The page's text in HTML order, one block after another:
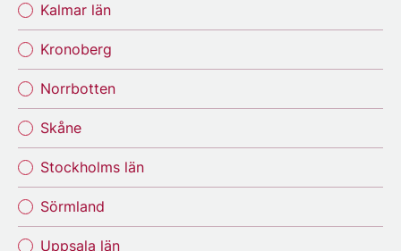
Kalmar län
Kronoberg
Norrbotten
Skåne
Stockholms län
Sörmland
Uppsala län